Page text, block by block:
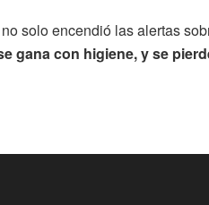
solo encendió las alertas
gana con higiene, y se